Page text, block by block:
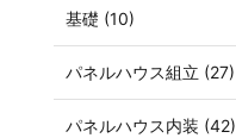
基礎 (10)
パネルハウス組立 (27)
パネルハウス内装 (42)